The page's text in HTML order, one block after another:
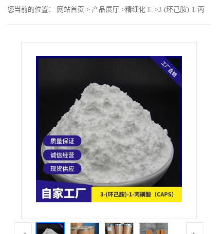
公
您当前的位置： 网站首页 > 产品展厅 >精细化工 >3-(环己胺)-1-丙